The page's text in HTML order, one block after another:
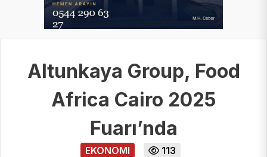
Altunkaya Group, Food
Africa Cairo 2025
Fuarı’nda
EKONOMI
113